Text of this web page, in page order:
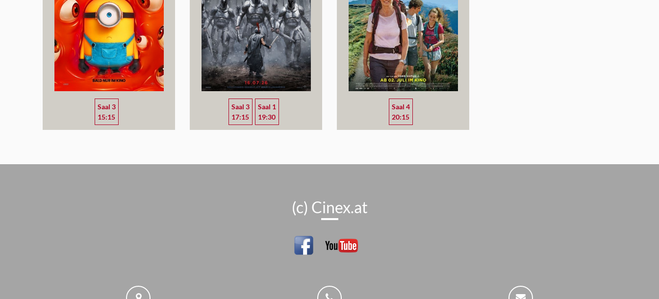
Saal 3
15:15
Saal 3
17:15
Saal 1
19:30
Saal 4
20:15
(c) Cinex.at